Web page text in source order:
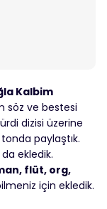
Kalbim
söz ve bestesi
dizisi üzerine
tonda paylaştık.
da ekledik.
flüt, org,
için ekledik.